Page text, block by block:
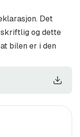
frakt og
slik at du
Det
og dette
bilen er i den